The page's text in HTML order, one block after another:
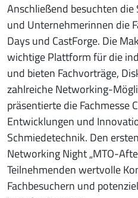
Anschließend besuchten
und Unternehmerinnen die
Days und CastForge. Die
wichtige Plattform für die
und bieten Fachvorträge,
zahlreiche Networking-
präsentierte die Fachmesse
Entwicklungen und
Schmiedetechnik. Den
Networking Night „MTO-
Teilnehmenden wertvolle
Fachbesuchern und